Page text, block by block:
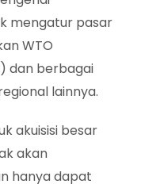
mengatur pasar
WTO
dan berbagai
lainnya.
akuisisi besar
akan
hanya dapat